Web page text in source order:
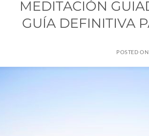
MEDITACIÓN
GUÍA DEFINITIVA
POSTED ON